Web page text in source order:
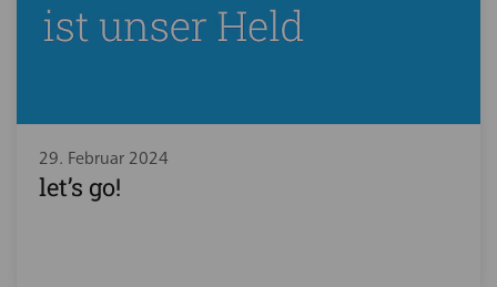
29. Februar 2024
let’s go!